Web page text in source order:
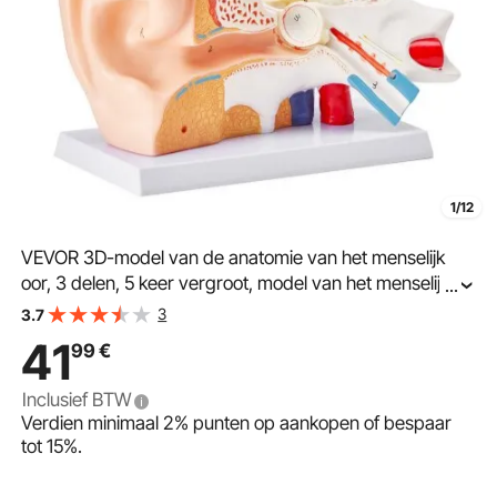
1/12
VEVOR 3D-model van de anatomie van het menselijk
oor, 3 delen, 5 keer vergroot, model van het menselijk
oor, buitenoor, middenoor, binnenoor met basis,
lesmateriaal
...
3.7 3
4199€
Inclusief BTW
Verdien minimaal2% punten op aankopen of bespaar
tot15%.